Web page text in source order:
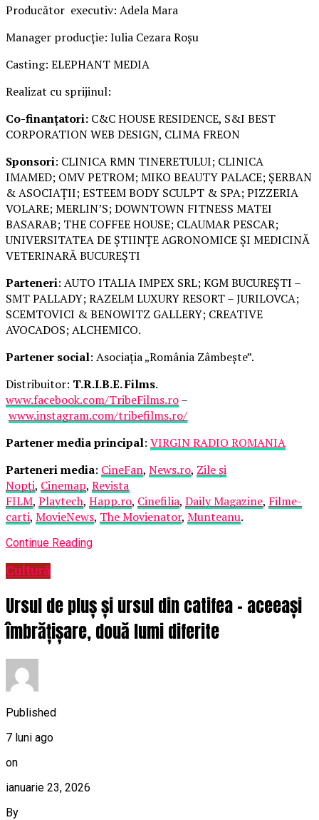
Producător executiv: Adela Mara
Manager producție: Iulia Cezara Roșu
Casting: ELEPHANT MEDIA
Realizat cu sprijinul:
Co-finanțatori: C&C HOUSE RESIDENCE, S&I BEST
CORPORATION WEB DESIGN, CLIMA FREON
Sponsori: CLINICA RMN TINERETULUI; CLINICA
IMAMED; OMV PETROM; MIKO BEAUTY PALACE; ȘERBAN
& ASOCIAȚII; ESTEEM BODY SCULPT & SPA; PIZZERIA
VOLARE; MERLIN’S; DOWNTOWN FITNESS MATEI
BASARAB; THE COFFEE HOUSE; CLAUMAR PESCAR;
UNIVERSITATEA DE ȘTIINȚE AGRONOMICE ȘI MEDICINĂ
VETERINARĂ BUCUREȘTI
Parteneri: AUTO ITALIA IMPEX SRL; KGM BUCUREȘTI –
SMT PALLADY; RAZELM LUXURY RESORT – JURILOVCA;
SCEMTOVICI & BENOWITZ GALLERY; CREATIVE
AVOCADOS; ALCHEMICO.
Partener social: Asociația „România Zâmbește”.
Distribuitor: T.R.I.B.E. Films.
www.facebook.com/TribeFilms.ro–
www.instagram.com/tribefilms.ro/
Partener media principal: VIRGIN RADIO ROMANIA
Parteneri media: CineFan, News.ro, Zile și
Nopți, Cinemap, Revista
FILM, Playtech, Happ.ro, Cinefilia, Daily Magazine, Filme-
carti, MovieNews, The Movienator, Munteanu.
Continue Reading
Cultură
Ursul de pluș și ursul din catifea – aceeași
îmbrățișare, două lumi diferite
Published
7 luni ago
on
ianuarie 23, 2026
By